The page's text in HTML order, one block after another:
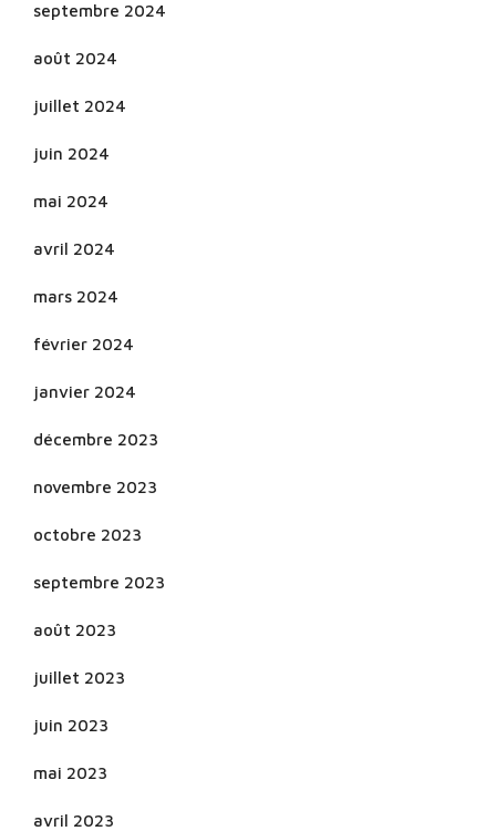
septembre 2024
août 2024
juillet 2024
juin 2024
mai 2024
avril 2024
mars 2024
février 2024
janvier 2024
décembre 2023
novembre 2023
octobre 2023
septembre 2023
août 2023
juillet 2023
juin 2023
mai 2023
avril 2023